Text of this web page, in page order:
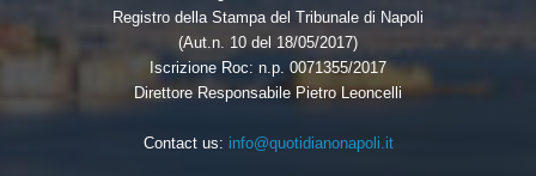
Registro della Stampa del Tribunale di Napoli
(Aut.n. 10 del 18/05/2017)
Iscrizione Roc: n.p. 0071355/2017
Direttore Responsabile Pietro Leoncelli
Contact us: info@quotidianonapoli.it